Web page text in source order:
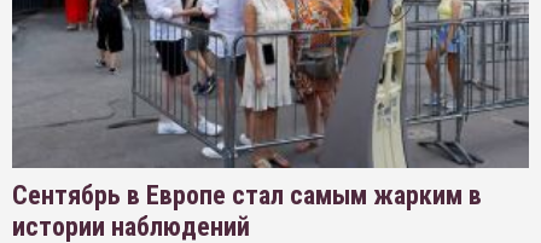
Сентябрь в Европе стал самым жарким в
истории наблюдений